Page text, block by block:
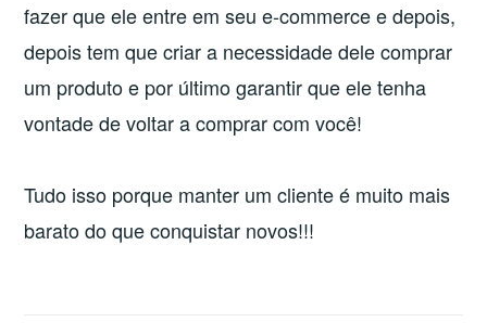
fazer que ele entre em seu e-commerce e depois,
depois tem que criar a necessidade dele comprar
um produto e por último garantir que ele tenha
vontade de voltar a comprar com você!
Tudo isso porque manter um cliente é muito mais
barato do que conquistar novos!!!